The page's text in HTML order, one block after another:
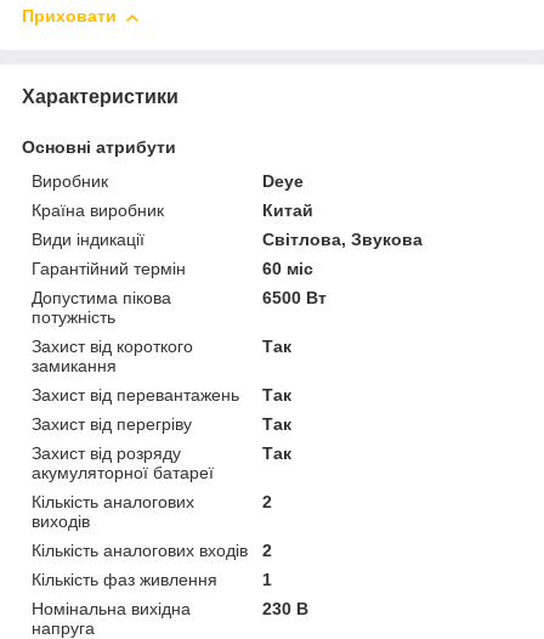
Приховати
Характеристики
Основні атрибути
Виробник
Deye
Країна виробник
Китай
Види індикації
Світлова, Звукова
Гарантійний термін
60 міс
Допустима пікова
потужність
6500 Вт
Захист від короткого
замикання
Так
Захист від перевантажень
Так
Захист від перегріву
Так
Захист від розряду
акумуляторної батареї
Так
Кількість аналогових
виходів
2
Кількість аналогових входів
2
Кількість фаз живлення
1
Номінальна вихідна
напруга
230 В